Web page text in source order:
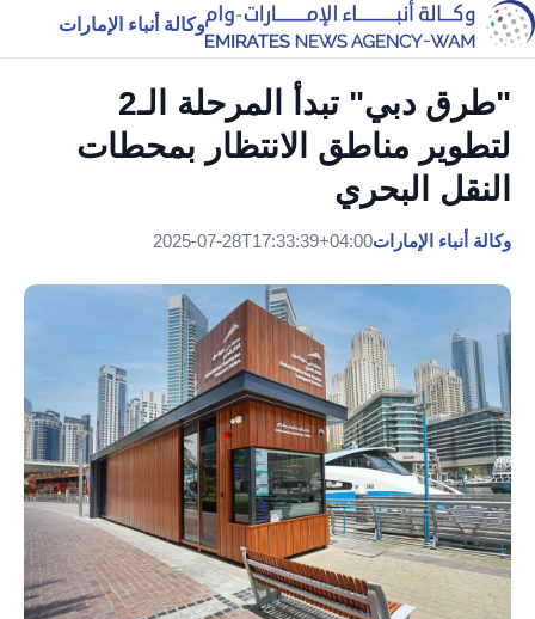
وكالة أنباء الإمارات
"طرق دبي" تبدأ المرحلة الـ2
لتطوير مناطق الانتظار بمحطات
النقل البحري
وكالة أنباء الإمارات2025-07-28T17:33:39+04:00